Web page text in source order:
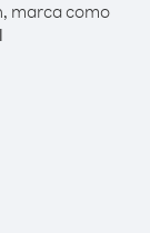
marca como